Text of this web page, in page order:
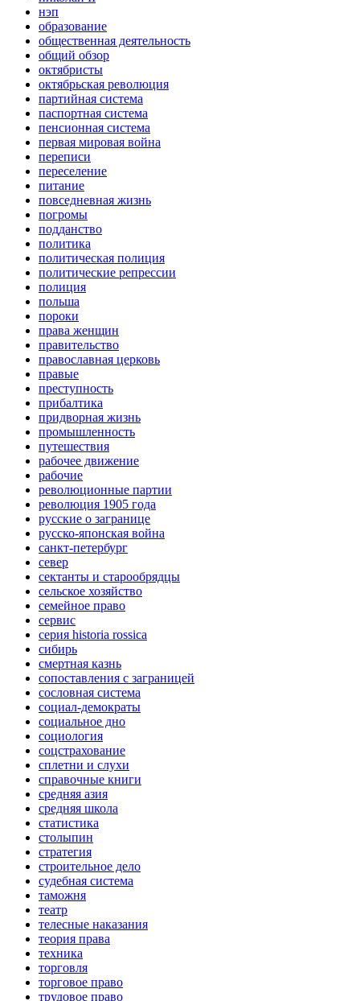
нэп
образование
общественная деятельность
общий обзор
октябристы
октябрьская революция
партийная система
паспортная система
пенсионная система
первая мировая война
переписи
переселение
питание
повседневная жизнь
погромы
подданство
политика
политическая полиция
политические репрессии
полиция
польша
пороки
права женщин
правительство
православная церковь
правые
преступность
прибалтика
придворная жизнь
промышленность
путешествия
рабочее движение
рабочие
революционные партии
революция 1905 года
русские о загранице
русско-японская война
санкт-петербург
север
сектанты и старообрядцы
сельское хозяйство
семейное право
сервис
серия historia rossica
сибирь
смертная казнь
сопоставления с заграницей
сословная система
социал-демократы
социальное дно
социология
соцстрахование
сплетни и слухи
справочные книги
средняя азия
средняя школа
статистика
столыпин
стратегия
строительное дело
судебная система
таможня
театр
телесные наказания
теория права
техника
торговля
торговое право
трудовое право